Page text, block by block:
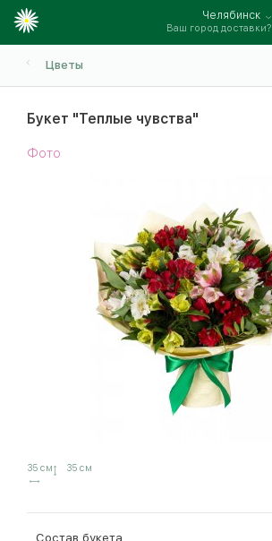
Челябинск
Ваш город доставки?
Цветы
Букет "Теплые чувства"
Фото
35 см 35 см
Cостав букета